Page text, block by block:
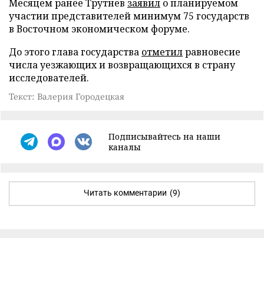
Месяцем ранее Трутнев заявил о планируемом
участии представителей минимум 75 государств
в Восточном экономическом форуме.
До этого глава государства отметилравновесие
числа уезжающих и возвращающихся в страну
исследователей.
Текст: Валерия Городецкая
Подписывайтесь на наши
каналы
Читать комментарии (9)